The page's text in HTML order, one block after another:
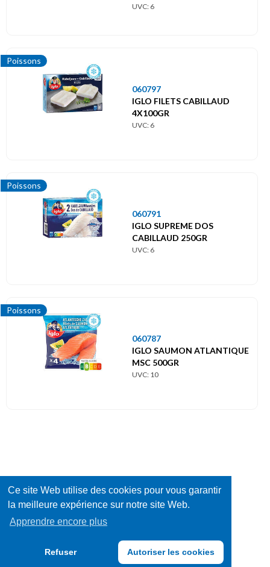
Ce site Web utilise des cookies pour vous garantir
la meilleure expérience sur notre site Web.
Apprendre encore plus
Refuser Autoriser les cookies
UVC: 6
Poissons
060797
IGLO FILETS CABILLAUD
4X100GR
UVC: 6
Poissons
060791
IGLO SUPREME DOS
CABILLAUD 250GR
UVC: 6
Poissons
060787
IGLO SAUMON ATLANTIQUE
MSC 500GR
UVC: 10